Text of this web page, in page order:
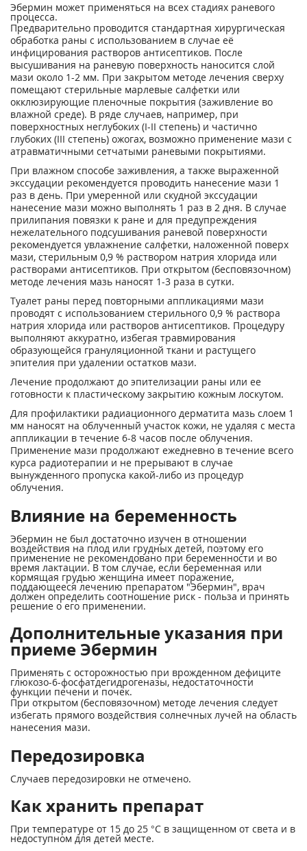
Эбермин может применяться на всех стадиях раневого
процесса.
Предварительно проводится стандартная хирургическая
обработка раны с использованием в случае её
инфицирования растворов антисептиков. После
высушивания на раневую поверхность наносится слой
мази около 1-2 мм. При закрытом методе лечения сверху
помещают стерильные марлевые салфетки или
окклюзирующие пленочные покрытия (заживление во
влажной среде). В ряде случаев, например, при
поверхностных неглубоких (I-II степень) и частично
глубоких (III степень) ожогах, возможно применение мази с
атравматичными сетчатыми раневыми покрытиями.
При влажном способе заживления, а также выраженной
экссудации рекомендуется проводить нанесение мази 1
раз в день. При умеренной или скудной экссудации
нанесение мази можно выполнять 1 раз в 2 дня. В случае
прилипания повязки к ране и для предупреждения
нежелательного подсушивания раневой поверхности
рекомендуется увлажнение салфетки, наложенной поверх
мази, стерильным 0,9 % раствором натрия хлорида или
растворами антисептиков. При открытом (бесповязочном)
методе лечения мазь наносят 1-3 раза в сутки.
Туалет раны перед повторными аппликациями мази
проводят с использованием стерильного 0,9 % раствора
натрия хлорида или растворов антисептиков. Процедуру
выполняют аккуратно, избегая травмирования
образующейся грануляционной ткани и растущего
эпителия при удалении остатков мази.
Лечение продолжают до эпителизации раны или ее
готовности к пластическому закрытию кожным лоскутом.
Для профилактики радиационного дерматита мазь слоем 1
мм наносят на облученный участок кожи, не удаляя с места
аппликации в течение 6-8 часов после облучения.
Применение мази продолжают ежедневно в течение всего
курса радиотерапии и не прерывают в случае
вынужденного пропуска какой-либо из процедур
облучения.
Влияние на беременность
Эбермин не был достаточно изучен в отношении
воздействия на плод или грудных детей, поэтому его
применение не рекомендовано при беременности и во
время лактации. В том случае, если беременная или
кормящая грудью женщина имеет поражение,
поддающееся лечению препаратом "Эбермин", врач
должен определить соотношение риск - польза и принять
решение о его применении.
Дополнительные указания при
приеме Эбермин
Применять с осторожностью при врожденном дефиците
глюкозо-6-фосфатдегидрогеназы, недостаточности
функции печени и почек.
При открытом (бесповязочном) методе лечения следует
избегать прямого воздействия солнечных лучей на область
нанесения мази.
Передозировка
Случаев передозировки не отмечено.
Как хранить препарат
При температуре от 15 до 25 °С в защищенном от света и в
недоступном для детей месте.